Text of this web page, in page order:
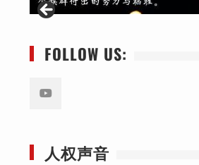
FOLLOW US:
人权声音